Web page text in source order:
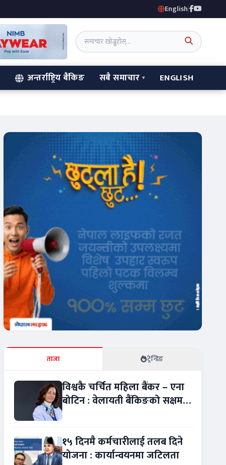
English|
अन्तर्राष्ट्रिय बैंकिङ सबै समाचार ENGLISH
ताजा ट्रेन्डिङ
विश्वकै चर्चित महिला बैंकर – एना
बोटिन : वेलायती बैंकिङको सक्षम
१५ दिनमै कर्मचारीलाई तलब दिने
योजना : कार्यान्वयनमा जटिलता